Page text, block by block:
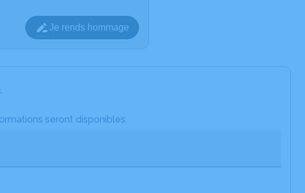
Je rends hommage
seront disponibles.